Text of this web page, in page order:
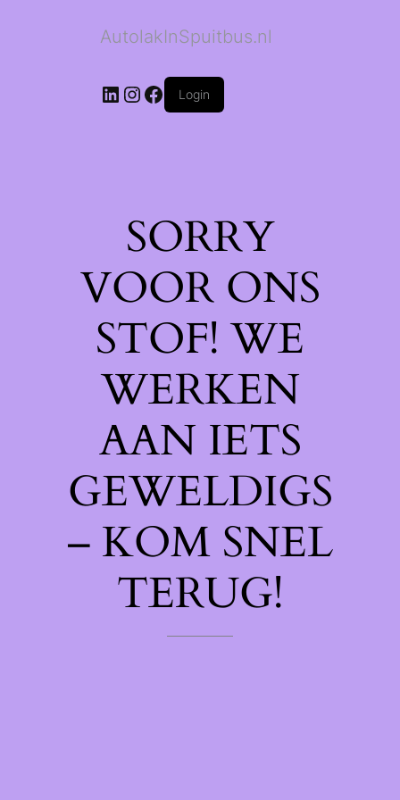
AutolakInSpuitbus.nl
LinkedIn
Instagram
Facebook
Login
SORRY
VOOR ONS
STOF! WE
WERKEN
AAN IETS
GEWELDIGS
– KOM SNEL
TERUG!